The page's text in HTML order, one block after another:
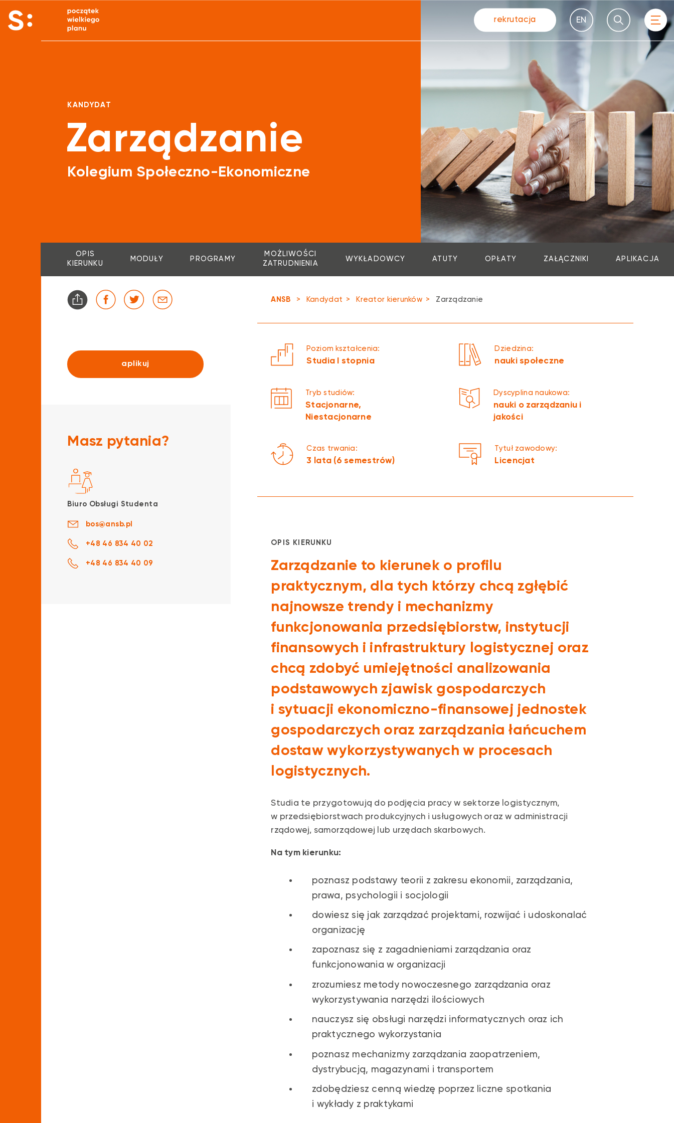
EN
rekrutacja
KANDYDAT
Zarządzanie
Kolegium Społeczno-Ekonomiczne
OPIS
KIERUNKU
MODUŁY PROGRAMY
MOŻLIWOŚCI
ZATRUDNIENIA
WYKŁADOWCY ATUTY OPŁATY ZAŁĄCZNIKI APLIKACJA
ANSB > Kandydat > Kreator kierunków > Zarządzanie
aplikuj
Masz pytania?
Biuro Obsługi Studenta
bos@ansb.pl
+48 46 834 40 02
+48 46 834 40 09
Poziom kształcenia:
Studia I stopnia
Tryb studiów:
Stacjonarne,
Niestacjonarne
Czas trwania:
3 lata (6 semestrów)
Dziedzina:
nauki społeczne
Dyscyplina naukowa:
nauki o zarządzaniu i
jakości
Tytuł zawodowy:
Licencjat
OPIS KIERUNKU
Zarządzanie to kierunek o profilu
praktycznym, dla tych którzy chcą zgłębić
najnowsze trendy i mechanizmy
funkcjonowania przedsiębiorstw, instytucji
finansowych i infrastruktury logistycznej oraz
chcą zdobyć umiejętności analizowania
podstawowych zjawisk gospodarczych
i sytuacji ekonomiczno-finansowej jednostek
gospodarczych oraz zarządzania łańcuchem
dostaw wykorzystywanych w procesach
logistycznych.
Studia te przygotowują do podjęcia pracy w sektorze logistycznym,
w przedsiębiorstwach produkcyjnych i usługowych oraz w administracji
rządowej, samorządowej lub urzędach skarbowych.
Na tym kierunku:
poznasz podstawy teorii z zakresu ekonomii, zarządzania,
prawa, psychologii i socjologii
dowiesz się jak zarządzać projektami, rozwijać i udoskonalać
organizację
zapoznasz się z zagadnieniami zarządzania oraz
funkcjonowania w organizacji
zrozumiesz metody nowoczesnego zarządzania oraz
wykorzystywania narzędzi ilościowych
nauczysz się obsługi narzędzi informatycznych oraz ich
praktycznego wykorzystania
poznasz mechanizmy zarządzania zaopatrzeniem,
dystrybucją, magazynami i transportem
zdobędziesz cenną wiedzę poprzez liczne spotkania
i wykłady z praktykami